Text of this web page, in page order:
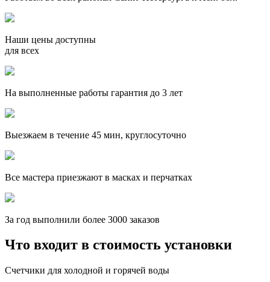
Наши цены доступны
для всех
На выполненные работы гарантия до 3 лет
Выезжаем в течение 45 мин, круглосуточно
Все мастера приезжают в масках и перчатках
За год выполнили более 3000 заказов
Что входит в стоимость установки
Счетчики для холодной и горячей воды